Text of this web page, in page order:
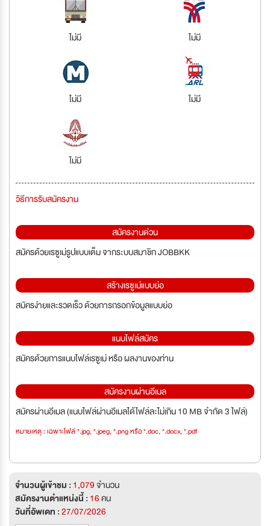
ไม่มี ไม่มี
ไม่มี ไม่มี
ไม่มี
วิธีการรับสมัครงาน
สมัครงานด่วน
สมัครด้วยเรซูเม่รูปแบบเต็ม จากระบบสมาชิก JOBBKK
สร้างเรซูเม่แบบย่อ
สมัครง่ายและรวดเร็ว ด้วยการกรอกข้อมูลแบบย่อ
แนบไฟล์สมัคร
สมัครด้วยการแนบไฟล์เรซูเม่ หรือ ผลงานของท่าน
สมัครงานผ่านอีเมล
สมัครผ่านอีเมล (แนบไฟล์ผ่านอีเมลได้ไฟล์ละไม่เกิน 10 MB จำกัด 3 ไฟล์)
หมายเหตุ : เฉพาะไฟล์ *.jpg, *.jpeg, *.png หรือ *.doc, *.docx, *.pdf
จำนวนผู้เข้าชม : 1,079จำนวน
สมัครงานตำแหน่งนี้ : 16คน
วันที่อัพเดท :27/07/2026